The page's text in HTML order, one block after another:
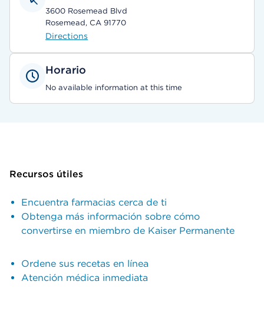
3600 Rosemead Blvd
Rosemead, CA 91770
Directions
Horario
No available information at this time
Recursos útiles
Encuentra farmacias cerca de ti
Obtenga más información sobre cómo
convertirse en miembro de Kaiser Permanente
Ordene sus recetas en línea
Atención médica inmediata